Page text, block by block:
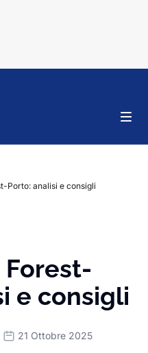
Porto: analisi e consigli
e consigli
21 Ottobre 2025